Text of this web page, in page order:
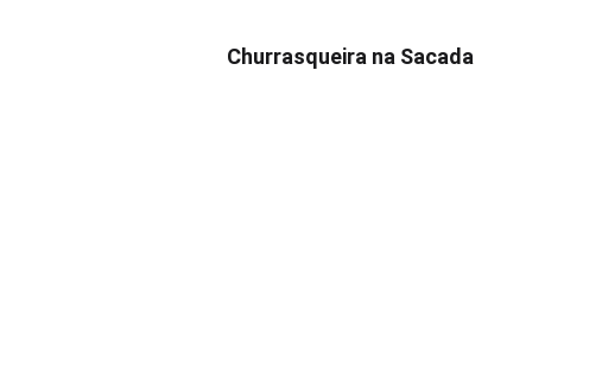
Churrasqueira na Sacada